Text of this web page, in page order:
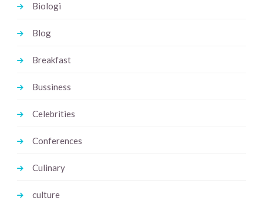
Biologi
Blog
Breakfast
Bussiness
Celebrities
Conferences
Culinary
culture